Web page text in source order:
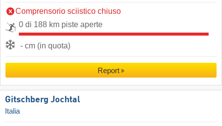
Comprensorio sciistico chiuso
0 di 188 km piste aperte
- cm (in quota)
Report
Gitschberg Jochtal
Italia